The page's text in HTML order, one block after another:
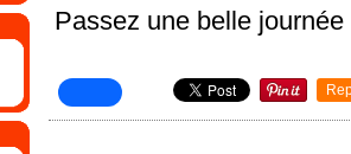
Passez une belle